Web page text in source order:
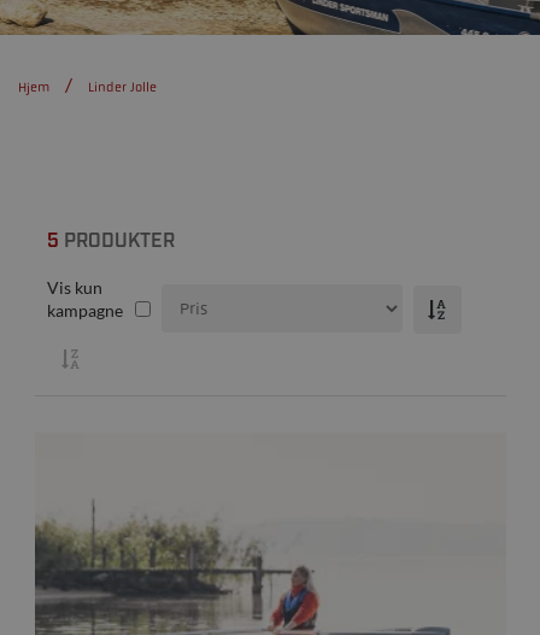
Hjem Linder Jolle
5 PRODUKTER
Vis kun
kampagne